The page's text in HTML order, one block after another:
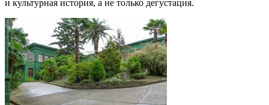
и культурная история, а не только дегустация.